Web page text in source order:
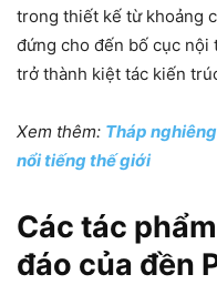
trong thiết kế từ khoảng
đứng cho đến bố cục
trở thành kiệt tác kiến
Xem thêm: Tháp
nổi tiếng thế giới
Các tác
đáo của đền